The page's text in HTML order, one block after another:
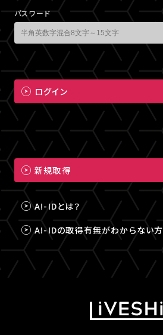
パスワード
ログイン
新規取得
A!-IDとは？
A!-IDの取得有無がわからない方